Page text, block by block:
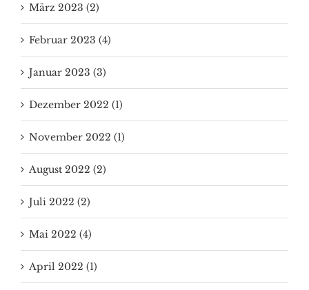
März 2023 (2)
Februar 2023 (4)
Januar 2023 (3)
Dezember 2022 (1)
November 2022 (1)
August 2022 (2)
Juli 2022 (2)
Mai 2022 (4)
April 2022 (1)